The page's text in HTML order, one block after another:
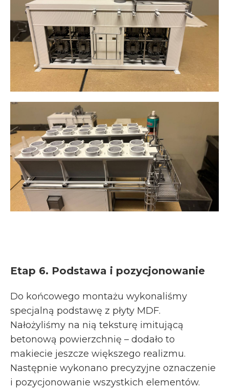
Etap 6. Podstawa i pozycjonowanie
Do końcowego montażu wykonaliśmy
specjalną podstawę z płyty MDF.
Nałożyliśmy na nią teksturę imitującą
betonową powierzchnię – dodało to
makiecie jeszcze większego realizmu.
Następnie wykonano precyzyjne oznaczenie
i pozycjonowanie wszystkich elementów.